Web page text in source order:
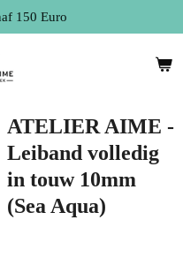
Fysieke winkel te 9300 Aalst
ATELIER AIME -
Leiband volledig
in touw 10mm
(Sea Aqua)